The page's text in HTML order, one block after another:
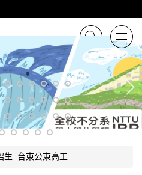
生_台東公東高工